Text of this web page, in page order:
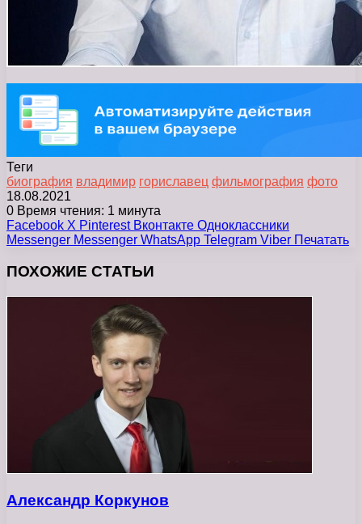
Теги
биография владимир гориславец фильмография фото
18.08.2021
0 Время чтения: 1 минута
Facebook X Pinterest Вконтакте Одноклассники
Messenger Messenger WhatsApp Telegram Viber Печатать
ПОХОЖИЕ СТАТЬИ
Александр Коркунов